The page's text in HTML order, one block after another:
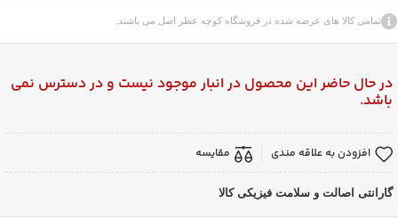
تمامی کالا های عرضه شده در فروشگاه کوچه عطر اصل می باشند.
در حال حاضر این محصول در انبار موجود نیست و در دسترس نمی
باشد.
افزودن به علاقه مندی مقایسه
گارانتی اصالت و سلامت فیزیکی کالا